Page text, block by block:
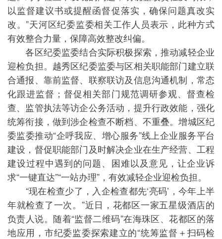
以监督建议书或提醒函督促落实，确保问题真改实
改。”天河区纪委监委相关工作人员表示，此种方式
有效整合力量，保障高效整改纠偏。
各区纪委监委结合实际积极探索，推动减轻企业
迎检负担。越秀区纪委监委与区相关职能部门建立联
合通报、靠前监督、联察联访及信息沟通机制，常态
化跟进监督；督促相关部门规范调研参观、督查检
查、监管执法等访企公务活动，提升行政效能，强化
统筹衔接，做到涉企检查不断档、不重叠。增城区纪
委监委推动“企呼我应、增心服务”线上企业服务平台
建设，督促职能部门及时解决企业在生产经营、工程
建设过程中遇到的问题、困难以及意见，让企业诉
求“一键直达”“一站办理”，有效减轻企业迎检负担。
“现在检查少了，入企检查都先‘亮码’，今年上半
年就检查了一次。”近日，花都区一家五星级酒店的
负责人说。随着“监督二维码”在海珠区、花都区的落
地应用，市纪委监委探索建立的“统筹监督＋扫码检